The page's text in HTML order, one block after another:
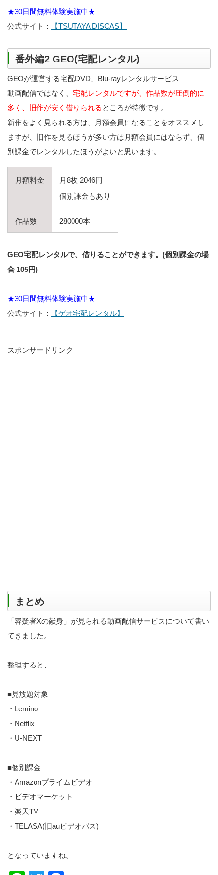
★30日間無料体験実施中★
公式サイト：
【TSUTAYA DISCAS】
番外編2 GEO(宅配レンタル)
GEOが運営する宅配DVD、Blu-rayレンタルサービス
動画配信ではなく、 宅配レンタルですが、作品数が圧倒的に
多く、旧作が安く借りられる ところが特徴です。
新作をよく見られる方は、月額会員になることをオススメし
ますが、旧作を見るほうが多い方は月額会員にはならず、個
別課金でレンタルしたほうがよいと思います。
月額料金
月8枚 2046円
個別課金もあり
作品数 280000本
GEO宅配レンタルで、借りることができます。(個別課金の場
合 105円)
★30日間無料体験実施中★
公式サイト：
【ゲオ宅配レンタル】
スポンサードリンク
まとめ
「容疑者Xの献身」が見られる動画配信サービスについて書い
てきました。
整理すると、
■見放題対象
・Lemino
・Netflix
・U-NEXT
■個別課金
・Amazonプライムビデオ
・ビデオマーケット
・楽天TV
・TELASA(旧auビデオパス)
となっていますね。